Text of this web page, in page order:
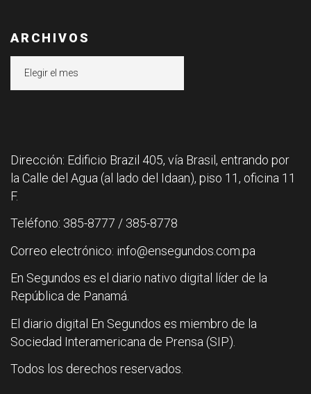
ARCHIVOS
Dirección: Edificio Brazil 405, vía Brasil, entrando por
la Calle del Agua (al lado del Idaan), piso 11, oficina 11
F.
Teléfono: 385-8777 / 385-8778
Correo electrónico: info@ensegundos.com.pa
En Segundos es el diario nativo digital líder de la
República de Panamá.
El diario digital En Segundos es miembro de la
Sociedad Interamericana de Prensa (SIP).
Todos los derechos reservados.